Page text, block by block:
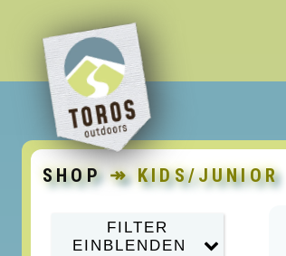
SHOP ↠ KIDS/JUNIOR
FILTER
EINBLENDEN